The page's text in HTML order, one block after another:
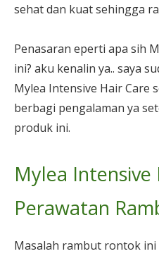
sehat dan kuat sehingga
Penasaran eperti apa sih
ini? aku kenalin ya.. saya
Mylea Intensive Hair Care
berbagi pengalaman ya
produk ini.
Mylea
Perawatan
Masalah rambut rontok